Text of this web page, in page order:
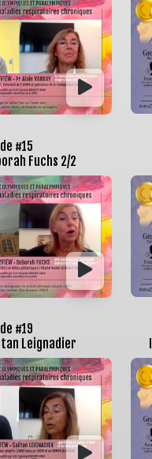
#15
Fuchs 2/2
#19
Leignadier